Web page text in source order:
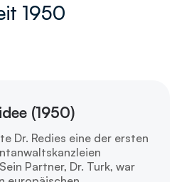
1950
(1950)
Dr. Redies eine der ersten
Partner, Dr. Turk, war